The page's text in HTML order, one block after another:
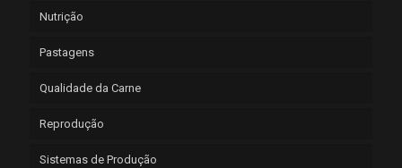
Nutrição
Pastagens
Qualidade da Carne
Reprodução
Sistemas de Produção